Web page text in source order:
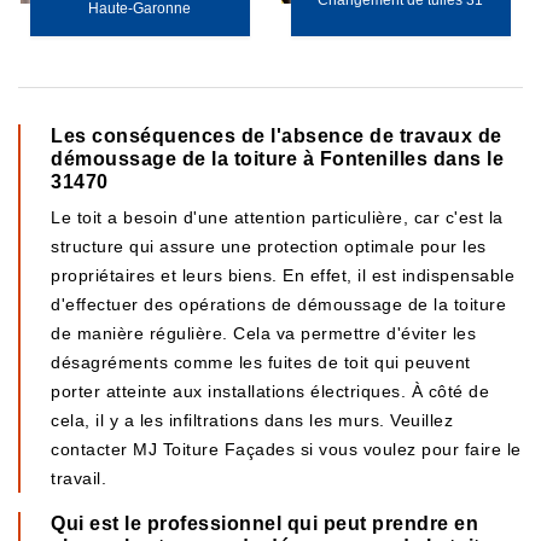
Haute-Garonne
Les conséquences de l'absence de travaux de
démoussage de la toiture à Fontenilles dans le
31470
Le toit a besoin d'une attention particulière, car c'est la
structure qui assure une protection optimale pour les
propriétaires et leurs biens. En effet, il est indispensable
d'effectuer des opérations de démoussage de la toiture
de manière régulière. Cela va permettre d'éviter les
désagréments comme les fuites de toit qui peuvent
porter atteinte aux installations électriques. À côté de
cela, il y a les infiltrations dans les murs. Veuillez
contacter MJ Toiture Façades si vous voulez pour faire le
travail.
Qui est le professionnel qui peut prendre en